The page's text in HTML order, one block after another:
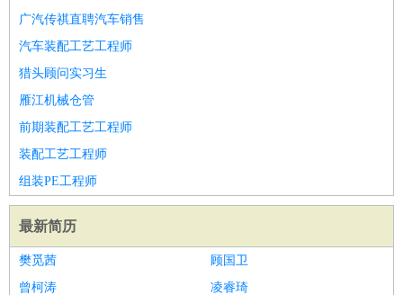
广汽传祺直聘汽车销售
汽车装配工艺工程师
猎头顾问实习生
雁江机械仓管
前期装配工艺工程师
装配工艺工程师
组装PE工程师
最新简历
樊觅茜
顾国卫
曾柯涛
凌睿琦